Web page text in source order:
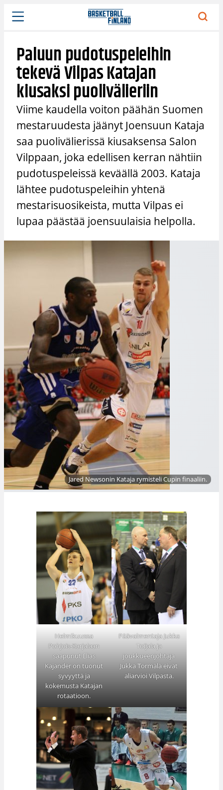
Siirry
sisältöön
Paluun pudotuspeleihin
tekevä Vilpas Katajan
kiusaksi puolivälieriin
Viime kaudella voiton päähän Suomen
mestaruudesta jäänyt Joensuun Kataja
saa puolivälierissä kiusaksensa Salon
Vilppaan, joka edellisen kerran nähtiin
pudotuspeleissä keväällä 2003. Kataja
lähtee pudotuspeleihin yhtenä
mestarisuosikeista, mutta Vilpas ei
lupaa päästää joensuulaisia helpolla.
Jared Newsonin Kataja rymisteli Cupin finaaliin.
Helmikuussa
Pohjois-Karjalaan
saapunut Elias
Kajander on tuonut
syvyyttä ja
kokemusta Katajan
rotaatioon.
Päävalmentaja Jukka
Toijala ja
joukkueenjohtaja
Jukka Törmälä eivät
aliarvioi Vilpasta.